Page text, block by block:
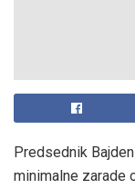
Predsednik
minimalne zarade